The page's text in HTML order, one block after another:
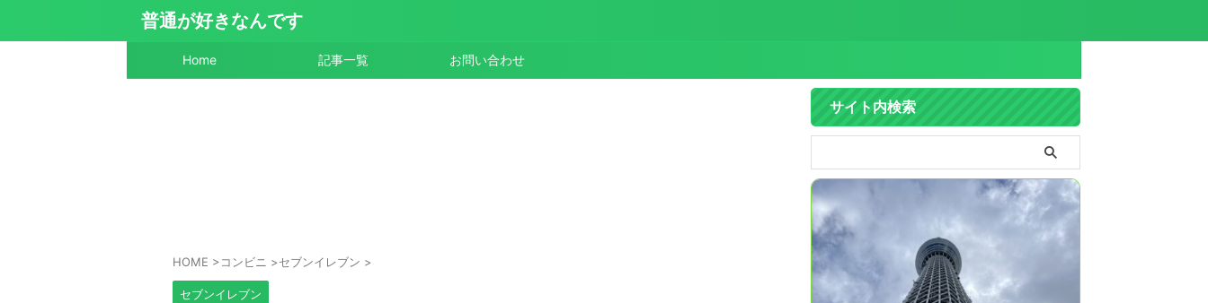
普通が好きなんです
Home 記事一覧 お問い合わせ
HOME >コンビニ >セブンイレブン >
セブンイレブン
サイト内検索